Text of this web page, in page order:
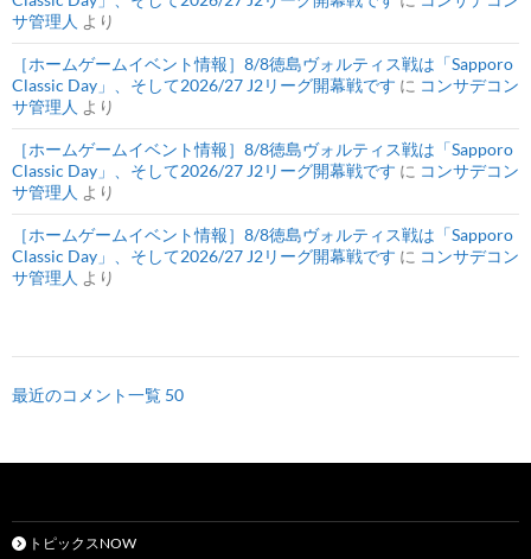
サ管理人 より
［ホームゲームイベント情報］8/8徳島ヴォルティス戦は「Sapporo
Classic Day」、そして2026/27 J2リーグ開幕戦です に コンサデコン
サ管理人 より
［ホームゲームイベント情報］8/8徳島ヴォルティス戦は「Sapporo
Classic Day」、そして2026/27 J2リーグ開幕戦です に コンサデコン
サ管理人 より
［ホームゲームイベント情報］8/8徳島ヴォルティス戦は「Sapporo
Classic Day」、そして2026/27 J2リーグ開幕戦です に コンサデコン
サ管理人 より
最近のコメント一覧 50
トピックスNOW